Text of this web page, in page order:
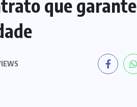
que garante